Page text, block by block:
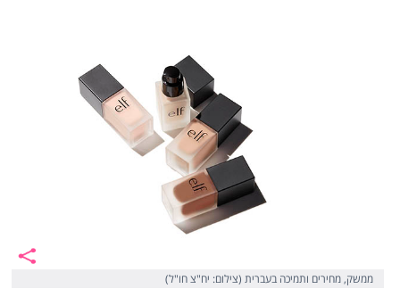
ממשק, מחירים ותמיכה בעברית (צילום: יח"צ חו"ל)